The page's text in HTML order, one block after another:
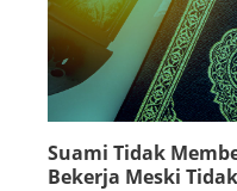
Suami Tidak
Bekerja Meski